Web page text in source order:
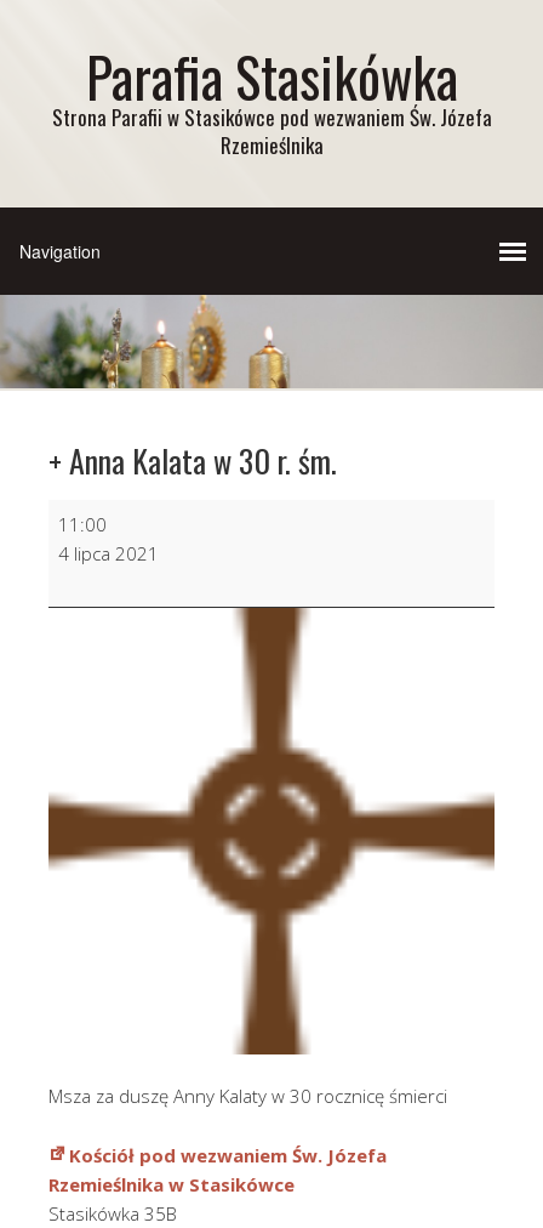
Parafia Stasikówka
Strona Parafii w Stasikówce pod wezwaniem Św. Józefa
Rzemieślnika
+ Anna Kalata w 30 r. śm.
Anna
Kalata
11:00
4 lipca 2021
Msza za duszę Anny Kalaty w 30 rocznicę śmierci
Kościół pod wezwaniem Św. Józefa
Rzemieślnika w Stasikówce
Stasikówka 35B